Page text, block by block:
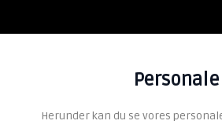
Personale
Herunder kan du se vores